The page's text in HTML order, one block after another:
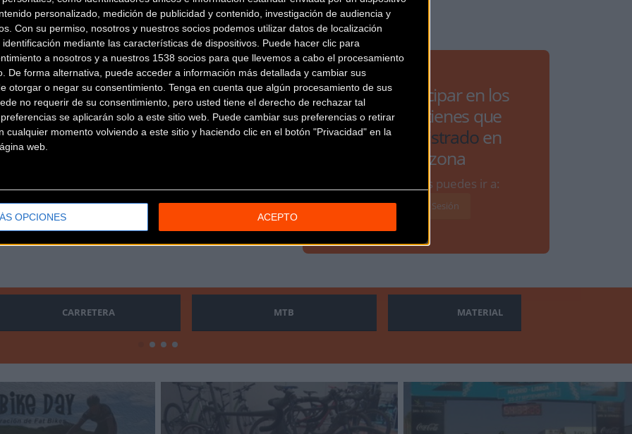
personalizado, medición de publicidad y contenido, investigación de audiencia y
Con su permiso, nosotros y nuestros socios podemos utilizar datos de localización
mediante las características de dispositivos. Puede hacer clic para
a nosotros y a nuestros 1538 socios para que llevemos a cabo el procesamiento
De forma alternativa, puede acceder a información más detallada y cambiar sus
otorgar o negar su consentimiento. Tenga en cuenta que algún procesamiento de sus
no requerir de su consentimiento, pero usted tiene el derecho de rechazar tal
se aplicarán solo a este sitio web. Puede cambiar sus preferencias o retirar
cualquier momento volviendo a este sitio y haciendo clic en el botón "Privacidad" en la
web.
OPCIONES ACEPTO
tuyo!
Para participar en los
debates tienes que
estar
registradoen
Bikezona
Si ya lo estás puedes ir a:
Iniciar Sesión
CARRETERA MTB MATERIAL